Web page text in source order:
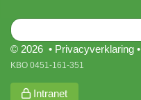
© 2026 • Privacyverklaring •
KBO 0451-161-351
Intranet